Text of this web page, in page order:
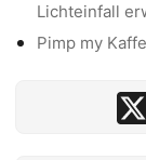
Lichteinfall
Pimp my